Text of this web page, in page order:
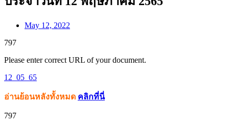
May 12, 2022
797
Please enter correct URL of your document.
12_05_65
อ่านย้อนหลังทั้งหมด คลิกที่นี่
797